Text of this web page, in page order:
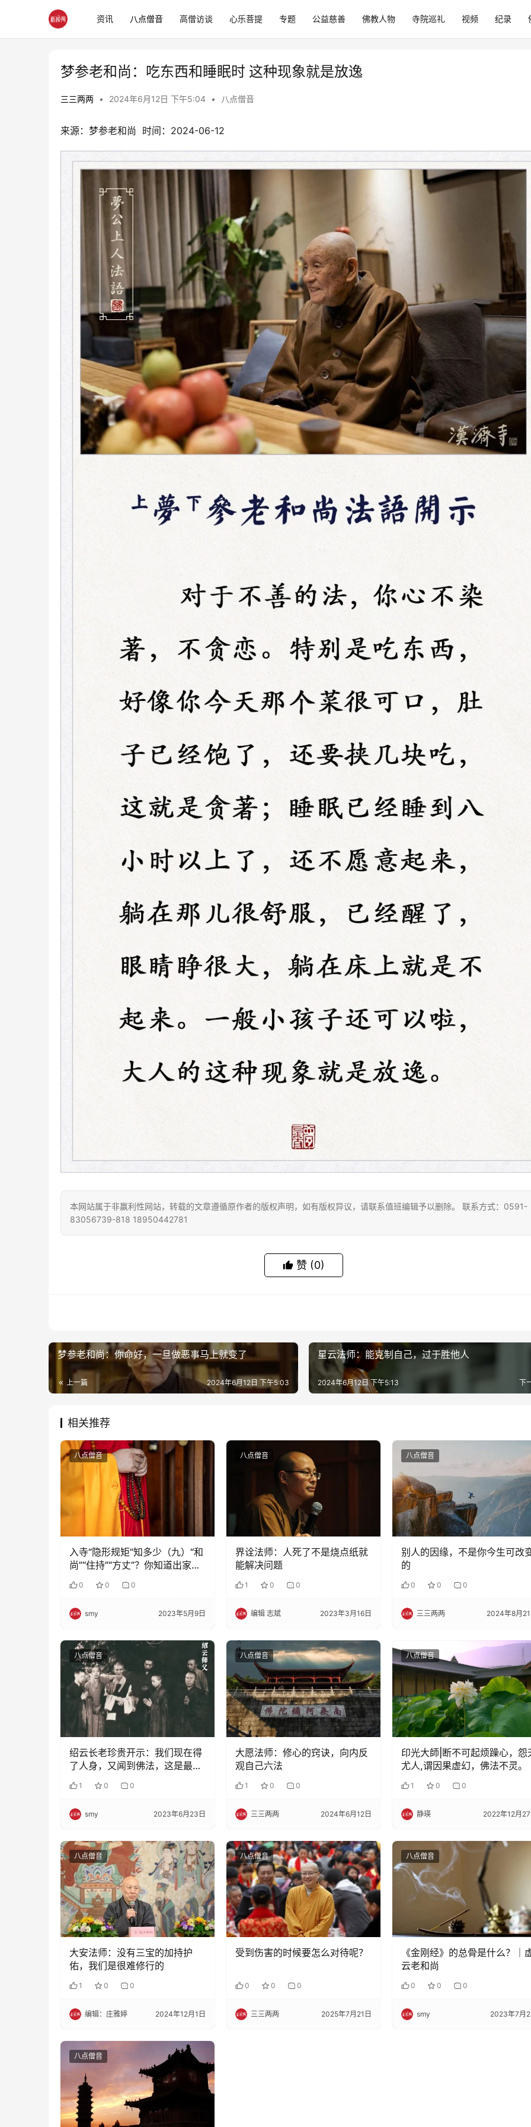
资讯 八点僧音 高僧访谈 心乐菩提 专题 公益慈善 佛教人物 寺院巡礼 视频 纪录
梦参老和尚：吃东西和睡眠时 这种现象就是放逸
三三两两 • 2024年6月12日 下午5:04 • 八点僧音
来源：梦参老和尚  时间：2024-06-12
本网站属于非赢利性网站，转载的文章遵循原作者的版权声明，如有版权异议，请联系值班编辑予以删除。 联系方式：0591-
83056739-818 18950442781
赞 (0)
梦参老和尚：你命好，一旦做恶事马上就变了
上一篇 2024年6月12日 下午5:03
星云法师：能克制自己，过于胜他人
下
2024年6月12日 下午5:13
相关推荐
八点僧音
入寺“隐形规矩”知多少（九）“和
尚”“住持”“方丈”？你知道出家人
如何称呼吗？
0 0 0
smy 2023年5月9日
八点僧音
界诠法师：人死了不是烧点纸就
能解决问题
1 0 0
编辑 志斌 2023年3月16日
八点僧音
别人的因缘，不是你今生可改
的
0 0 0
三三两两 2024年8月
八点僧音
绍云长老珍贵开示：我们现在得
了人身，又闻到佛法，这是最大
1 0 0
smy 2023年6月23日
八点僧音
大愿法师：修心的窍诀，向内反
观自己六法
1 0 0
三三两两 2024年6月12日
八点僧音
印光大師|断不可起烦躁心，怨
尤人,谓因果虚幻，佛法不灵。
1 0 0
静瑛 2022年12月
八点僧音
大安法师：没有三宝的加持护
佑，我们是很难修行的
1 0 0
编辑：庄雅婷 2024年12月1日
八点僧音
受到伤害的时候要怎么对待呢？
0 0 0
三三两两 2025年7月21日
八点僧音
《金刚经》的总骨是什么？｜
云老和尚
0 0 0
smy 2023年7月
八点僧音